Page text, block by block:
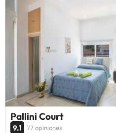
Pallini Court
9.1 77 opiniones